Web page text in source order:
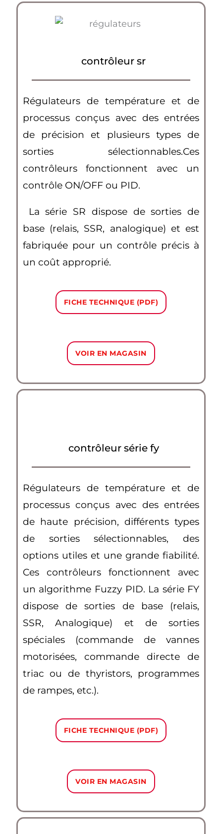
contrôleur sr
Régulateurs de température et de
processus conçus avec des entrées
de précision et plusieurs types de
sorties sélectionnables.Ces
contrôleurs fonctionnent avec un
contrôle ON/OFF ou PID.
La série SR dispose de sorties de
base (relais, SSR, analogique) et est
fabriquée pour un contrôle précis à
un coût approprié.
FICHE TECHNIQUE (PDF)
VOIR EN MAGASIN
contrôleur série fy
Régulateurs de température et de
processus conçus avec des entrées
de haute précision, différents types
de sorties sélectionnables, des
options utiles et une grande fiabilité.
Ces contrôleurs fonctionnent avec
un algorithme Fuzzy PID. La série FY
dispose de sorties de base (relais,
SSR, Analogique) et de sorties
spéciales (commande de vannes
motorisées, commande directe de
triac ou de thyristors, programmes
de rampes, etc.).
FICHE TECHNIQUE (PDF)
VOIR EN MAGASIN